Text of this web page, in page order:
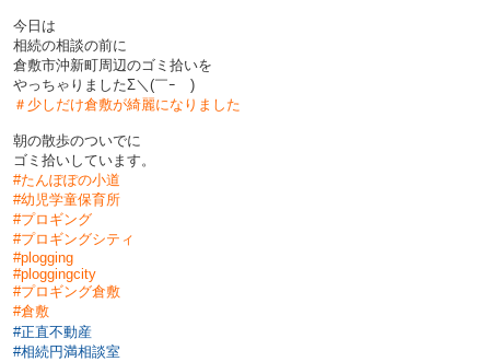
今日は
相続の相談の前に
倉敷市沖新町周辺のゴミ拾いを
やっちゃりましたΣ＼(￣ｰ￣)
＃少しだけ倉敷が綺麗になりました
朝の散歩のついでに
ゴミ拾いしています。
#たんぽぽの小道
#幼児学童保育所
#プロギング
#プロギングシティ
#plogging
#ploggingcity
#プロギング倉敷
#倉敷
#正直不動産
#相続円満相談室